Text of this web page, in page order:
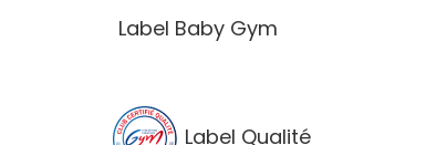
Label Baby Gym
Label Qualité